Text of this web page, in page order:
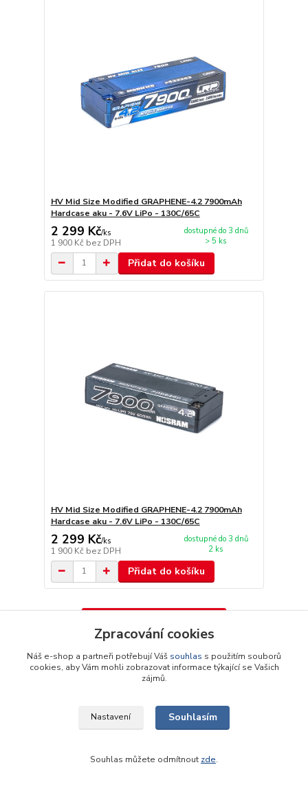
HV Mid Size Modified GRAPHENE-4.2 7900mAh
Hardcase aku - 7.6V LiPo - 130C/65C
2 299 Kč/ks
1 900 Kč bez DPH
dostupné do 3 dnů
> 5 ks
Přidat do košíku
HV Mid Size Modified GRAPHENE-4.2 7900mAh
Hardcase aku - 7.6V LiPo - 130C/65C
2 299 Kč/ks
1 900 Kč bez DPH
dostupné do 3 dnů
2 ks
Přidat do košíku
strana z 6 další
Novinky z našeho blogu
Zpracování cookies
Náš e-shop a partneři potřebují Váš souhlas s použitím souborů
cookies, aby Vám mohli zobrazovat informace týkající se Vašich
zájmů.
Nastavení Souhlasím
Souhlas můžete odmítnout zde.